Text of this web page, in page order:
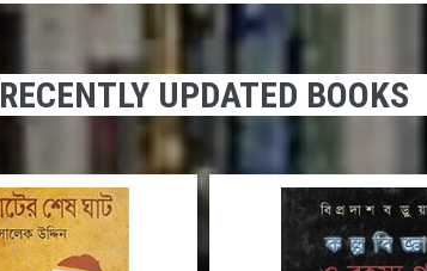
RECENTLY UPDATED BOOKS